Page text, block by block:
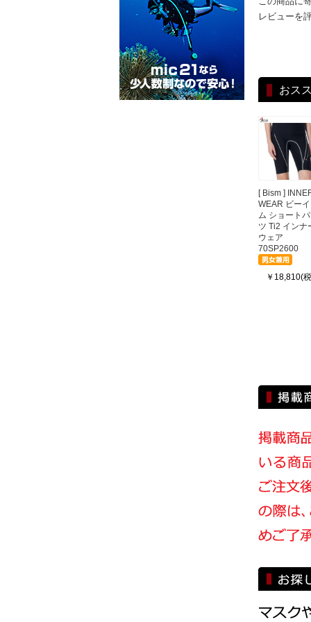
レビューを
おス
[ Bism ]
WEAR ビー
ム ショート
ツ Ti2 インナ
ウェア
70SP2600
￥18,810(